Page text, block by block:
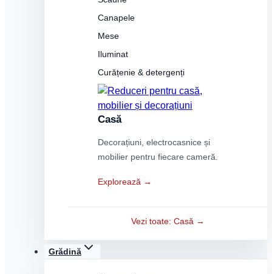
Canapele
Mese
Iluminat
Curățenie & detergenți
Casă
Decorațiuni, electrocasnice și
mobilier pentru fiecare cameră.
Explorează →
Vezi toate: Casă →
Grădină